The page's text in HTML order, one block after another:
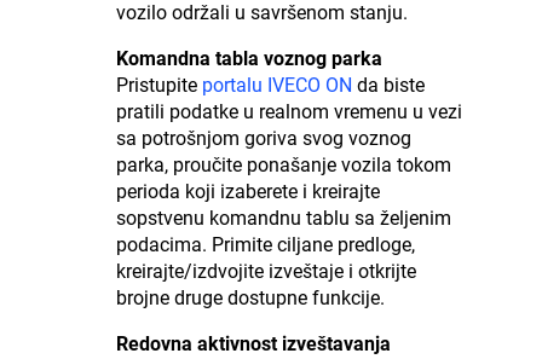
vozilo održali u savršenom stanju.
Komandna tabla voznog parka
Pristupite portalu IVECO ON da biste
pratili podatke u realnom vremenu u vezi
sa potrošnjom goriva svog voznog
parka, proučite ponašanje vozila tokom
perioda koji izaberete i kreirajte
sopstvenu komandnu tablu sa željenim
podacima. Primite ciljane predloge,
kreirajte/izdvojite izveštaje i otkrijte
brojne druge dostupne funkcije.
Redovna aktivnost izveštavanja